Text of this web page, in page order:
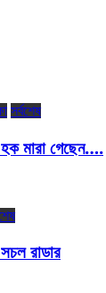
সর্বশেষ
মারা গেছেন….
রাডার